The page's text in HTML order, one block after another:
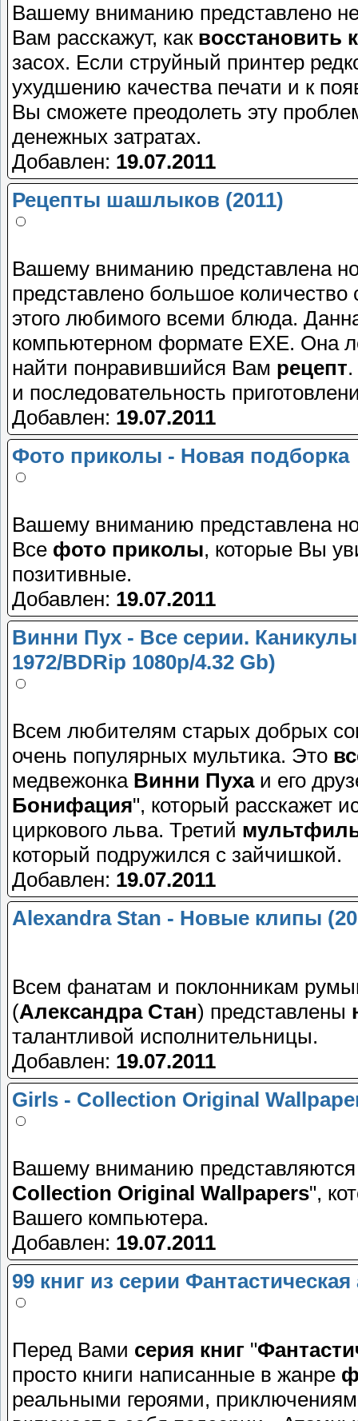
Вашему вниманию представлено
Вам расскажут, как восстановить
засох. Если струйный принтер
ухудшению качества печати и к
Вы сможете преодолеть эту
денежных затратах.
Добавлен: 19.07.2011
Рецепты шашлыков (2011)
Вашему вниманию представлена
представлено большое
этого любимого всеми блюда.
компьютерном формате EXE. Она
найти понравившийся Вам рецепт
и последовательность
Добавлен: 19.07.2011
Фото приколы - Новая подборка
Вашему вниманию представлена
Все фото приколы, которые Вы
позитивные.
Добавлен: 19.07.2011
Винни Пух - Все серии.
1972/BDRip 1080p/4.32 Gb)
Всем любителям старых добрых
очень популярных мультика. Это
медвежонка Винни Пухаи его
Бонифация", который расскажет
циркового льва. Третий
который подружился с зайчишкой.
Добавлен: 19.07.2011
Alexandra Stan - Новые клипы
Всем фанатам и поклонникам
(Александра Стан) представлены
талантливой исполнительницы.
Добавлен: 19.07.2011
Girls - Collection Original
Вашему вниманию
Collection Original Wallpapers",
Вашего компьютера.
Добавлен: 19.07.2011
99 книг из серии
Перед Вами серия книг "
просто книги написанные в жанре
реальными героями,